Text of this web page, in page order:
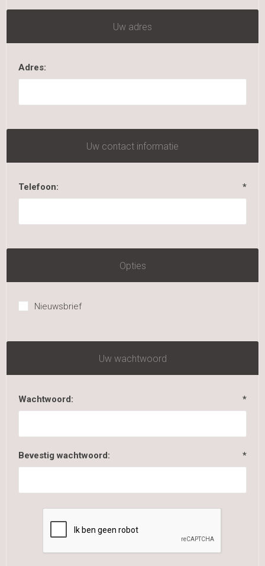
Uw adres
Adres:
Uw contact informatie
Telefoon: *
Opties
Nieuwsbrief
Uw wachtwoord
Wachtwoord: *
Bevestig wachtwoord: *